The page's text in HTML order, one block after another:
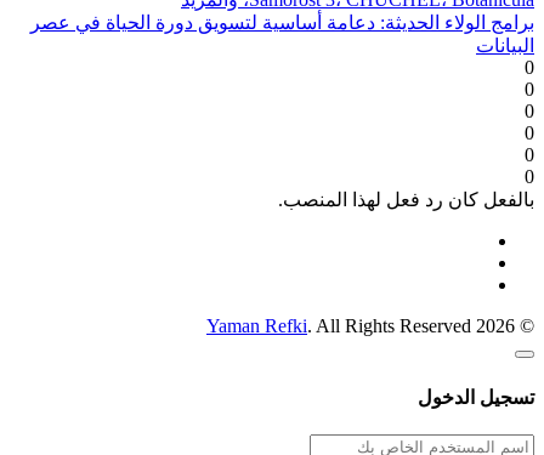
برامج الولاء الحديثة: دعامة أساسية لتسويق دورة الحياة في عصر
البيانات
0
0
0
0
0
0
بالفعل كان رد فعل لهذا المنصب.
© 2026
Yaman Refki. All Rights Reserved
تسجيل الدخول